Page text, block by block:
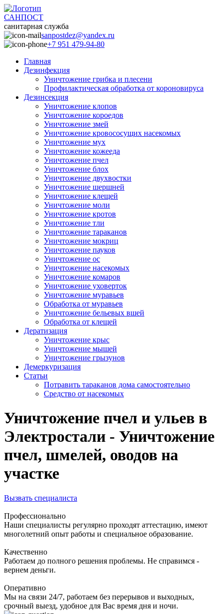
САНПОСТ
санитарная служба
sanpostdez@yandex.ru
+7 951 479-94-80
Главная
Дезинфекция
Уничтожение грибка и плесени
Профилактическая обработка от короновируса
Дезинсекция
Уничтожение клопов
Уничтожение короедов
Уничтожение змей
Уничтожение кровососущих насекомых
Уничтожение мух
Уничтожение кожееда
Уничтожение пчел
Уничтожение блох
Уничтожение двухвостки
Уничтожение шершней
Уничтожение клещей
Уничтожение моли
Уничтожение кротов
Уничтожение тли
Уничтожение тараканов
Уничтожение мокриц
Уничтожение пауков
Уничтожение ос
Уничтожение насекомых
Уничтожение комаров
Уничтожение уховерток
Уничтожение муравьев
Обработка от муравьев
Уничтожение бельевых вшей
Обработка от клещей
Дератизация
Уничтожение крыс
Уничтожение мышей
Уничтожение грызунов
Демеркуризация
Статьи
Потравить тараканов дома самостоятельно
Средство от насекомых
Уничтожение пчел и ульев в
Электростали - Уничтожение
пчел, шмелей, оводов на
участке
Вызвать специалиста
Профессионально
Наши специалисты регулярно проходят аттестацию, имеют
многолетний опыт работы и специальное образование.
Качественно
Работаем до полного решения проблемы. Не справимся -
вернем деньги.
Оперативно
Мы на связи 24/7, работаем без перерывов и выходных,
срочный выезд, удобное для Вас время дня и ночи.